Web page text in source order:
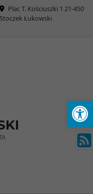
Plac T. Kościuszki 1 21-450
Stoczek Łukowski